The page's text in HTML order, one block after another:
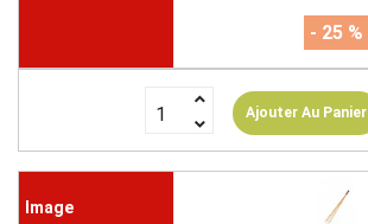
- 25 %
Ajouter Au Panier